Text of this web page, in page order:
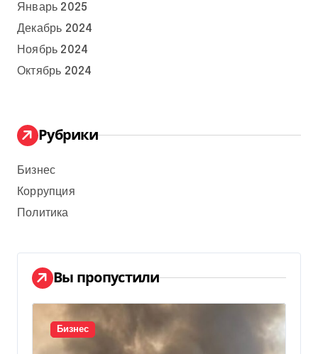
Январь 2025
Декабрь 2024
Ноябрь 2024
Октябрь 2024
Рубрики
Бизнес
Коррупция
Политика
Вы пропустили
Бизнес